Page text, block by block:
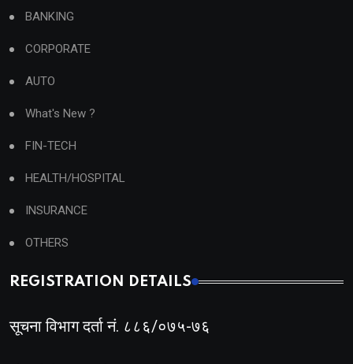
BANKING
CORPORATE
AUTO
What's New ?
FIN-TECH
HEALTH/HOSPITAL
INSURANCE
OTHERS
REGISTRATION DETAILS
सूचना विभाग दर्ता नं. ८८६/०७५-७६